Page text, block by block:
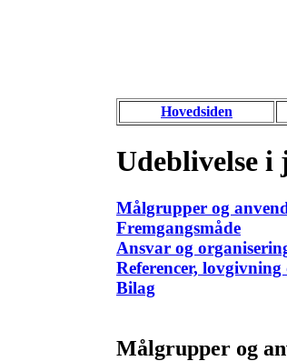
Hovedsiden
Udeblivelse i
Målgrupper og
Fremgangsmåde
Ansvar og
Referencer,
Bilag
Målgrupper og